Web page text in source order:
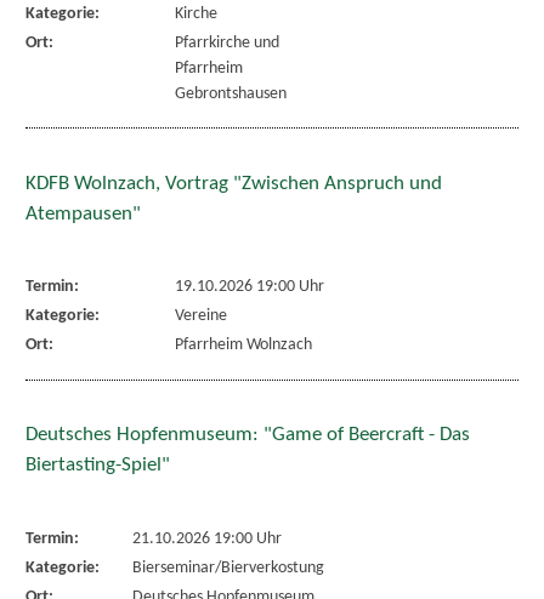
Kategorie:
Kirche
Ort:
Pfarrkirche und
Pfarrheim
Gebrontshausen
KDFB Wolnzach, Vortrag "Zwischen Anspruch und
Atempausen"
Termin:
19.10.2026 19:00 Uhr
Kategorie:
Vereine
Ort:
Pfarrheim Wolnzach
Deutsches Hopfenmuseum: "Game of Beercraft - Das
Biertasting-Spiel"
Termin:
21.10.2026 19:00 Uhr
Kategorie:
Bierseminar/Bierverkostung